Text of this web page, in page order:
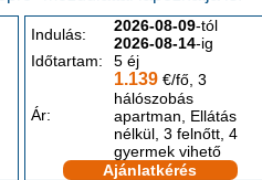
Indulás: 2026-08-09-tól
2026-08-14-ig
Időtartam:
5 éj
Ár:
1.139 €/fő, 3
hálószobás
apartman, Ellátás
nélkül, 3 felnőtt, 4
gyermek vihető
Ajánlatkérés